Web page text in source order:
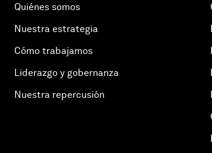
Quiénes somos
Nuestra estrategia
Cómo trabajamos
Liderazgo y gobernanza
Nuestra repercusión